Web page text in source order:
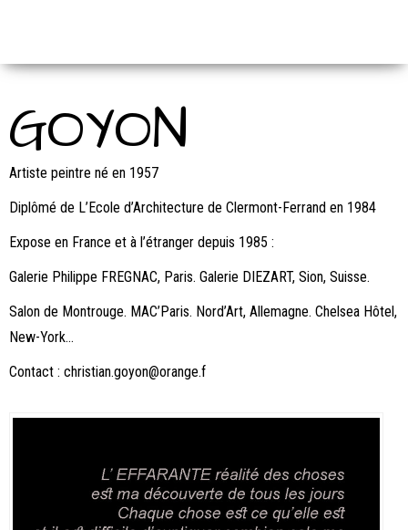
GOYON
Artiste peintre né en 1957
Diplômé de L’Ecole d’Architecture de Clermont-Ferrand en 1984
Expose en France et à l’étranger depuis 1985 :
Galerie Philippe FREGNAC, Paris. Galerie DIEZART, Sion, Suisse.
Salon de Montrouge. MAC’Paris. Nord’Art, Allemagne. Chelsea Hôtel,
New-York…
Contact : christian.goyon@orange.f